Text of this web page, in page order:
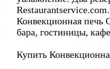
Конвекционная печь
бара, гостиницы,
Купить